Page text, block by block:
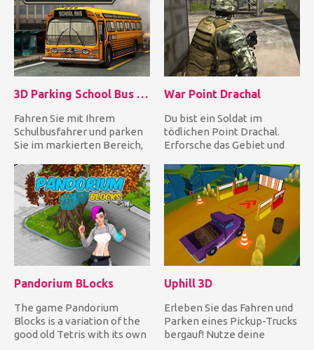
3D Parking School Bus Mania
Fahren Sie mit Ihrem
Schulbusfahrer und parken
Sie im markierten Bereich,
War Point Drachal
Du bist ein Soldat im
tödlichen Point Drachal.
Erforsche das Gebiet und
a...
Pandorium BLocks
The game Pandorium
Blocks is a variation of the
good old Tetris with its own
Uphill 3D
Erleben Sie das Fahren und
Parken eines Pickup-Trucks
bergauf! Nutze deine